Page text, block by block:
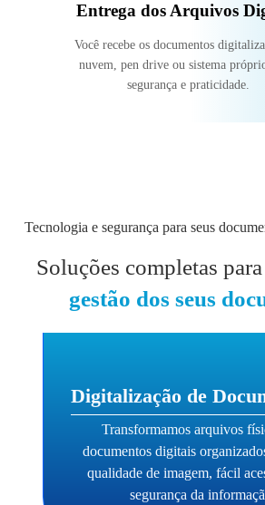
Entrega dos Arquivos
Você recebe os documentos
nuvem, pen drive ou sistema
segurança e praticidade.
Tecnologia e segurança para seus
Soluções completas
gestão dos seus
Digitalização de
Transformamos arquivos
documentos digitais
qualidade de imagem, fácil
segurança da